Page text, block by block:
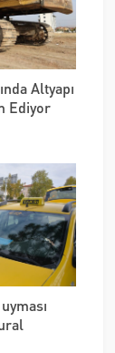
Altyapı
Ediyor